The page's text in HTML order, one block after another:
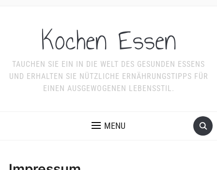
Kochen Essen
TAUCHEN SIE EIN IN DIE WELT DES GESUNDEN ESSENS
UND ERHALTEN SIE NÜTZLICHE ERNÄHRUNGSTIPPS FÜR
EINEN AUSGEWOGENEN LEBENSSTIL.
MENU